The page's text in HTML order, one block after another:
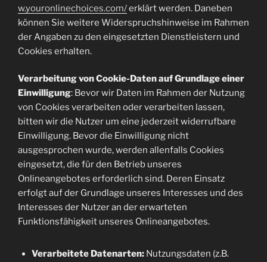
w.youronlinechoices.com/erklärt werden. Daneben
können Sie weitere Widerspruchshinweise im Rahmen
der Angaben zu den eingesetzten Dienstleistern und
Cookies erhalten.
Verarbeitung von Cookie-Daten auf Grundlage einer
Einwilligung: Bevor wir Daten im Rahmen der Nutzung
von Cookies verarbeiten oder verarbeiten lassen,
bitten wir die Nutzer um eine jederzeit widerrufbare
Einwilligung. Bevor die Einwilligung nicht
ausgesprochen wurde, werden allenfalls Cookies
eingesetzt, die für den Betrieb unseres
Onlineangebotes erforderlich sind. Deren Einsatz
erfolgt auf der Grundlage unseres Interesses und des
Interesses der Nutzer an der erwarteten
Funktionsfähigkeit unseres Onlineangebotes.
Verarbeitete Datenarten:Nutzungsdaten (z.B.